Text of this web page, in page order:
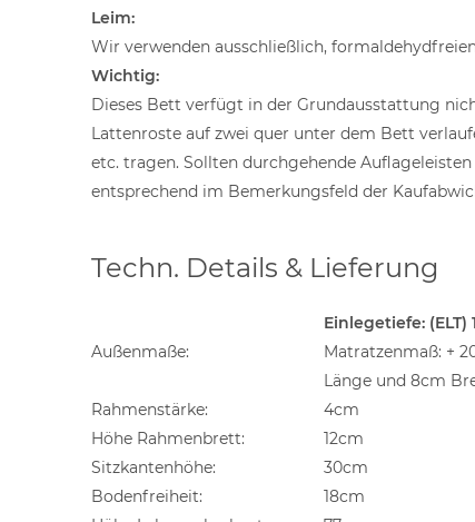
Leim:
Wir verwenden ausschließlich,
Wichtig:
Dieses Bett verfügt in der Grundausstattung
Lattenroste auf zwei quer unter dem Bett
etc. tragen. Sollten durchgehende
entsprechend im Bemerkungsfeld der
Techn. Details & Lieferung
Einlegetiefe: (ELT)
Außenmaße:
Matratzenmaß: +
Länge und 8cm
Rahmenstärke:
4cm
Höhe Rahmenbrett:
12cm
Sitzkantenhöhe:
30cm
Bodenfreiheit:
18cm